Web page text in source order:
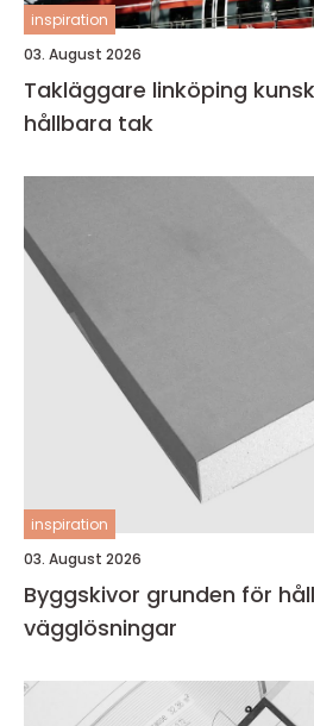
inspiration
03. August 2026
Takläggare linköping kunskap, trygghet och
hållbara tak
inspiration
03. August 2026
Byggskivor grunden för hållbara och smarta
vägglösningar